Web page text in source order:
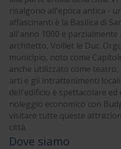
risalgono all'epoca antica -
affascinanti è la Basilica di
all'anno 1000 e
architetto, Voillet le Duc.
municipio, noto come
anche utilizzato come
arti e gli intrattenimenti
dell'edificio è spettacolare ed
noleggio economico con
visitare tutte queste
città.
Dove siamo